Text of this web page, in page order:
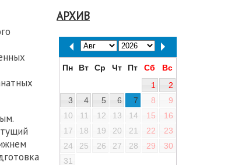
АРХИВ
Пн Вт Ср Чт Пт Сб
Вс
1
2
3
4 5 6 7 8
9
10
11 12 13 14 15
16
17
18 19 20 21 22
23
24
25 26 27 28 29
30
31